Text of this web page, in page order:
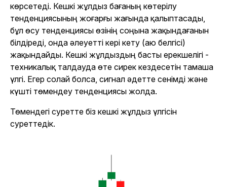
көрсетеді. Кешкі жұлдыз бағаның көтерілу
тенденциясының жоғарғы жағында қалыптасады,
бұл өсу тенденциясы өзінің соңына жақындағанын
білдіреді, онда әлеуетті кері кету (аю белгісі)
жақындайды. Кешкі жұлдыздың басты ерекшелігі -
техникалық талдауда өте сирек кездесетін тамаша
үлгі. Егер солай болса, сигнал әдетте сенімді және
күшті төмендеу тенденциясы жолда.
Төмендегі суретте біз кешкі жұлдыз үлгісін
суреттедік.